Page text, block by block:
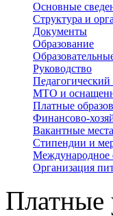
Основные
Структура и
Документы
Образование
Руководство
Педагогический
МТО и
Платные
Финансово-
Вакантные
Стипендии и
Международное
Организация
Платные